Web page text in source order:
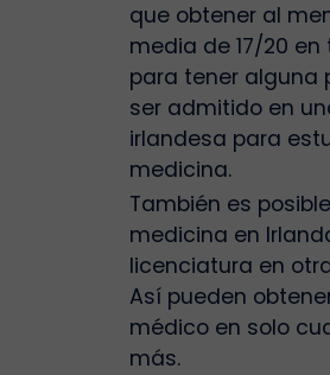
que obtener al
media de 17/20
para tener alguna
ser admitido en
irlandesa para
medicina.
También es
medicina en
licenciatura en
Así pueden
médico en solo
más.